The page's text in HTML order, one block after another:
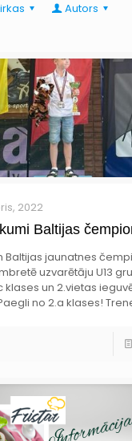
Autors
2022
Baltijas
Baltijas jaunatnes
uzvarētāju U13
klases un 2.vietas
no 2.a klases!